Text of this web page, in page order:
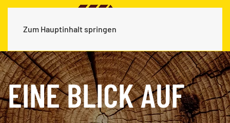
Zum Hauptinhalt springen
EINE BLICK AUF